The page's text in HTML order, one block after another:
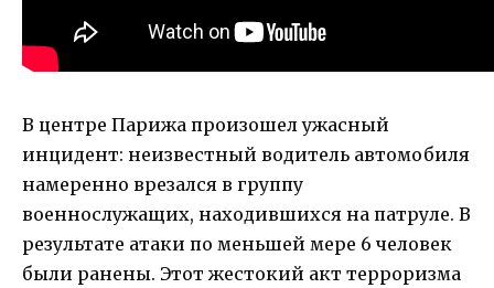
В центре Парижа произошел ужасный
инцидент: неизвестный водитель автомобиля
намеренно врезался в группу
военнослужащих, находившихся на патруле. В
результате атаки по меньшей мере 6 человек
были ранены. Этот жестокий акт терроризма